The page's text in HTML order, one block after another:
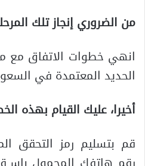
من الضروري إنجاز تلك
انهي خطوات الاتفاق مع
الحديد المعتمدة في
أخيرا، عليك القيام بهذه
قم بتسليم رمز التحقق